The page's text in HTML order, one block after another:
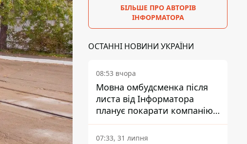
БІЛЬШЕ ПРО АВТОРІВ
ІНФОРМАТОРА
ОСТАННІ НОВИНИ УКРАЇНИ
08:53 вчора
Мовна омбудсменка після
листа від Інформатора
планує покарати компанію-
підрядника ПриватБанку
07:33, 31 липня